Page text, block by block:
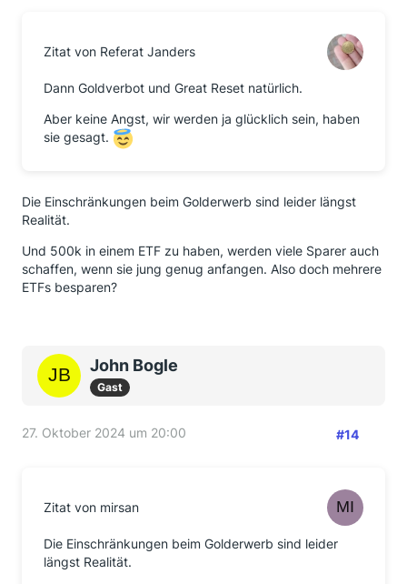
Zitat von Referat Janders
Dann Goldverbot und Great Reset natürlich.
Aber keine Angst, wir werden ja glücklich sein, haben
sie gesagt.
Die Einschränkungen beim Golderwerb sind leider längst
Realität.
Und 500k in einem ETF zu haben, werden viele Sparer auch
schaffen, wenn sie jung genug anfangen. Also doch mehrere
ETFs besparen?
John Bogle
Gast
27. Oktober 2024 um 20:00 #14
Zitat von mirsan
Die Einschränkungen beim Golderwerb sind leider
längst Realität.